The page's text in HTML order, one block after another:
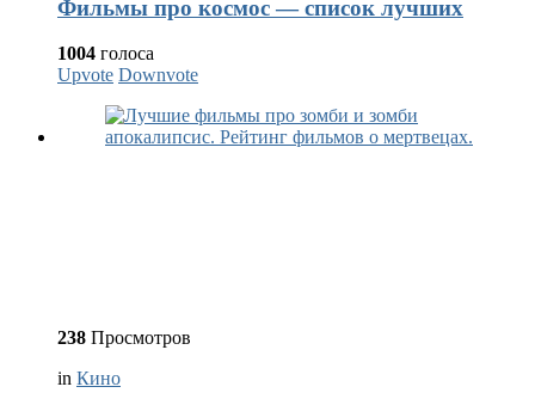
Фильмы про космос — список лучших
1004 голоса
Upvote Downvote
238 Просмотров
in Кино